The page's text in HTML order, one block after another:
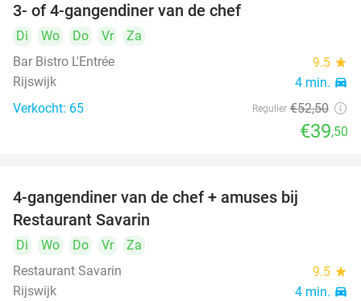
3- of 4-gangendiner van de chef
Di Wo Do Vr
Za
Bar Bistro L'Entrée
9.5 star
Rijswijk 4 min. directions_car
Verkocht: 65 Regulier €52,50
€39,50
4-gangendiner van de chef + amuses bij
Restaurant Savarin
Di Wo Do Vr
Za
Restaurant Savarin
9.5 star
Rijswijk 4 min. directions_car